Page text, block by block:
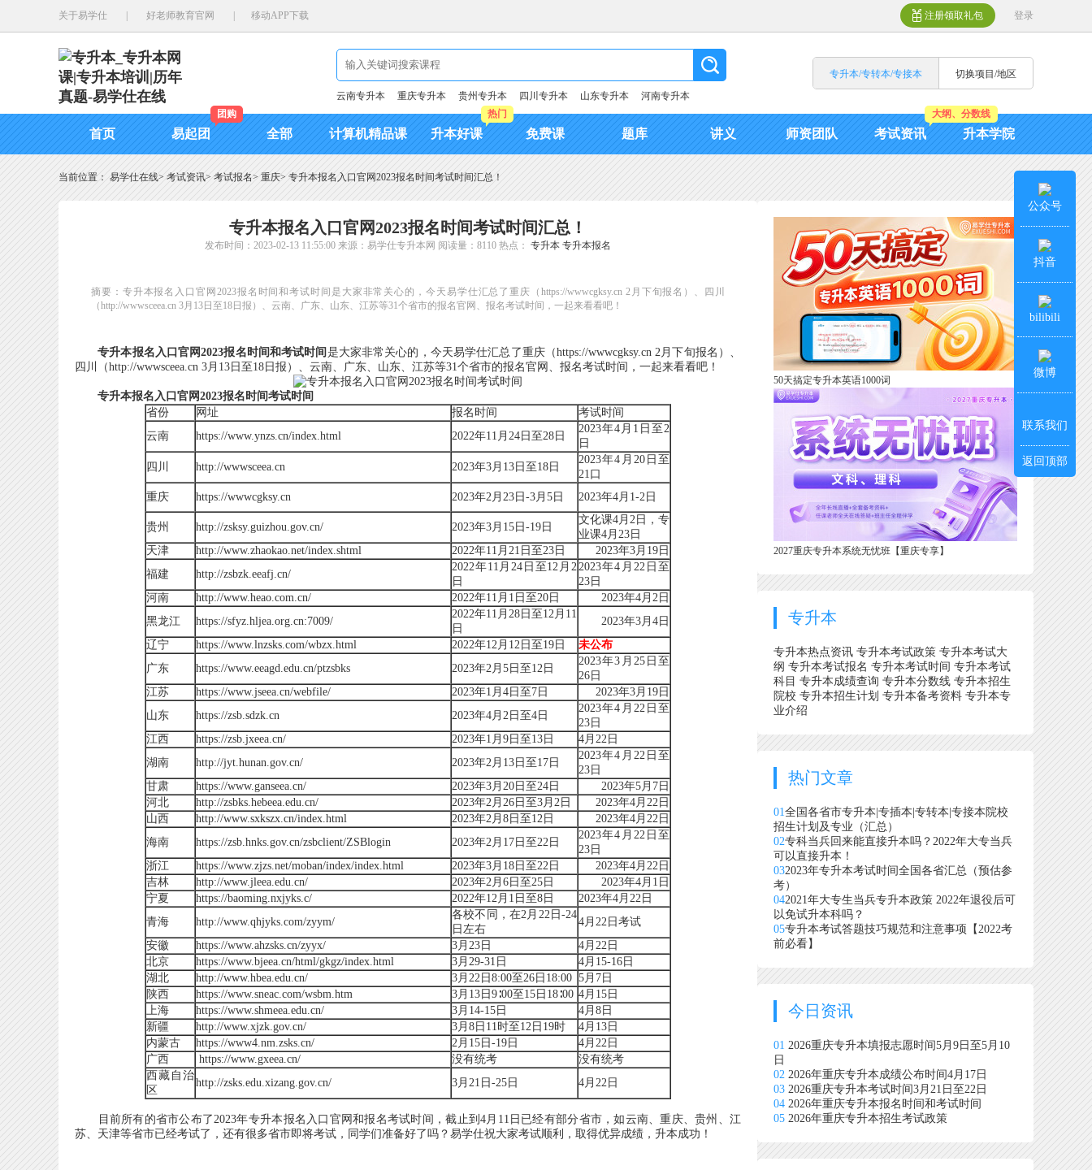
关于易学仕 好老师教育官网 移动APP下载 注册领取礼包 登录
云南专升本 重庆专升本 贵州专升本 四川专升本 山东专升本 河南专升本
专升本/专转本/专接本 切换项目/地区
首页 易起团
团购
全部 计算机精品课 升本好课
热门
免费课 题库 讲义 师资团队 考试资讯
大纲、分数线
升本学院
当前位置： 易学仕在线> 考试资讯> 考试报名> 重庆> 专升本报名入口官网2023报名时间考试时间汇总！
专升本报名入口官网2023报名时间考试时间汇总！
发布时间：2023-02-13 11:55:00 来源：易学仕专升本网 阅读量：8110 热点： 专升本 专升本报名
摘要：专升本报名入口官网2023报名时间和考试时间是大家非常关心的，今天易学仕汇总了重庆（https://wwwcgksy.cn 2月下旬报名）、四川
（http://wwwsceea.cn 3月13日至18日报）、云南、广东、山东、江苏等31个省市的报名官网、报名考试时间，一起来看看吧！
专升本报名入口官网2023报名时间和考试时间 是大家非常关心的，今天易学仕汇总了重庆（https://wwwcgksy.cn 2月下旬报名）、
四川（http://wwwsceea.cn 3月13日至18日报）、云南、广东、山东、江苏等31个省市的报名官网、报名考试时间，一起来看看吧！
专升本报名入口官网2023报名时间考试时间
省份
网址 报名时间
考试时间
云南
https://www.ynzs.cn/index.html 2022年11月24日至28日
2023年4月1日至2
日
四川
http://wwwsceea.cn 2023年3月13日至18日
2023年4月20日至
21口
重庆
https://wwwcgksy.cn 2023年2月23日-3月5日 2023年4月1-2日
贵州 http://zsksy.guizhou.gov.cn/ 2023年3月15日-19日
文化课4月2日，专
业课4月23日
天津
http://www.zhaokao.net/index.shtml 2022年11月21日至23日
2023年3月19日
福建
http://zsbzk.eeafj.cn/
2022年11月24日至12月2
日
2023年4月22日至
23日
河南
http://www.heao.com.cn/ 2022年11月1日至20日
2023年4月2日
黑龙江
https://sfyz.hljea.org.cn:7009/
2022年11月28日至12月11
日
2023年3月4日
辽宁
https://www.lnzsks.com/wbzx.html 2022年12月12日至19日
未公布
广东
https://www.eeagd.edu.cn/ptzsbks 2023年2月5日至12日
2023年3月25日至
26日
江苏
https://www.jseea.cn/webfile/ 2023年1月4日至7日
2023年3月19日
山东
https://zsb.sdzk.cn 2023年4月2日至4日
2023年4月22日至
23日
江西
https://zsb.jxeea.cn/ 2023年1月9日至13日
4月22日
湖南
http://jyt.hunan.gov.cn/ 2023年2月13日至17日
2023年4月22日至
23日
甘肃
https://www.ganseea.cn/ 2023年3月20日至24日
2023年5月7日
河北
http://zsbks.hebeea.edu.cn/ 2023年2月26日至3月2日
2023年4月22日
山西
http://www.sxkszx.cn/index.html 2023年2月8日至12日
2023年4月22日
海南
https://zsb.hnks.gov.cn/zsbclient/ZSBlogin 2023年2月17日至22日
2023年4月22日至
23日
浙江
https://www.zjzs.net/moban/index/index.html 2023年3月18日至22日
2023年4月22日
吉林
http://www.jleea.edu.cn/ 2023年2月6日至25日
2023年4月1日
宁夏
https://baoming.nxjyks.c/ 2022年12月1日至8日
2023年4月22日
青海
http://www.qhjyks.com/zyym/
各校不同，在2月22日-24
日左右
4月22日考试
安徽
https://www.ahzsks.cn/zyyx/ 3月23日
4月22日
北京
https://www.bjeea.cn/html/gkgz/index.html 3月29-31日
4月15-16日
湖北
http://www.hbea.edu.cn/ 3月22日8:00至26日18:00 5月7日
陕西
https://www.sneac.com/wsbm.htm 3月13日9∶00至15日18∶00 4月15日
上海
https://www.shmeea.edu.cn/ 3月14-15日
4月8日
新疆
http://www.xjzk.gov.cn/ 3月8日11时至12日19时
4月13日
内蒙古
https://www4.nm.zsks.cn/ 2月15日-19日
4月22日
广西
https://www.gxeea.cn/ 没有统考
没有统考
西藏自治
区
http://zsks.edu.xizang.gov.cn/ 3月21日-25日 4月22日
目前所有的省市公布了2023年专升本报名入口官网和报名考试时间，截止到4月11日已经有部分省市，如云南、重庆、贵州、江
苏、天津等省市已经考试了，还有很多省市即将考试，同学们准备好了吗？易学仕祝大家考试顺利，取得优异成绩，升本成功！
50天搞定专升本英语1000词
2027重庆专升本系统无忧班【重庆专享】
专升本
专升本热点资讯 专升本考试政策 专升本考试大
纲 专升本考试报名 专升本考试时间 专升本考试
科目 专升本成绩查询 专升本分数线 专升本招生
院校 专升本招生计划 专升本备考资料 专升本专
业介绍
热门文章
01全国各省市专升本|专插本|专转本|专接本院校
招生计划及专业（汇总）
02专科当兵回来能直接升本吗？2022年大专当兵
可以直接升本！
032023年专升本考试时间全国各省汇总（预估参
考）
042021年大专生当兵专升本政策 2022年退役后可
以免试升本科吗？
05专升本考试答题技巧规范和注意事项【2022考
前必看】
今日资讯
01 2026重庆专升本填报志愿时间5月9日至5月10
日
02 2026年重庆专升本成绩公布时间4月17日
03 2026重庆专升本考试时间3月21日至22日
04 2026年重庆专升本报名时间和考试时间
05 2026年重庆专升本招生考试政策
公众号
抖音
bilibili
微博
联系我们
返回顶部